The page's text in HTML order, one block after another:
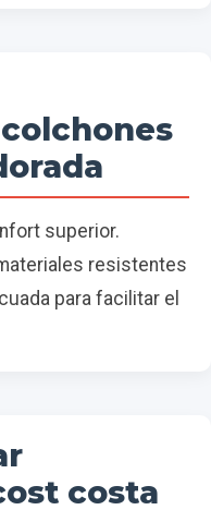
superior.
resistentes
para facilitar el
costa